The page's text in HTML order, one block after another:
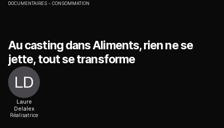
DOCUMENTAIRES CONSOMMATION
Au casting dans Aliments, rien ne se
jette, tout se transforme
Laure
Delalex
Réalisatrice